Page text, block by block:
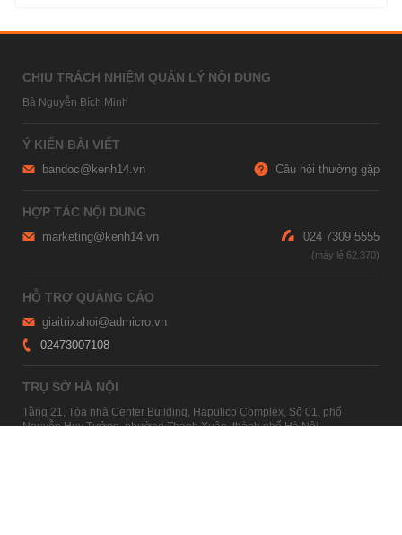
CHỊU TRÁCH NHIỆM QUẢN LÝ NỘI DUNG
Bà Nguyễn Bích Minh
Ý KIẾN BÀI VIẾT
bandoc@kenh14.vn Câu hỏi thường gặp
HỢP TÁC NỘI DUNG
marketing@kenh14.vn 024 7309 5555
HỖ TRỢ QUẢNG CÁO
giaitrixahoi@admicro.vn
02473007108
TRỤ SỞ HÀ NỘI
Tầng 21, Tòa nhà Center Building, Hapulico Complex, Số 01, phố
Nguyễn Huy Tưởng, phường Thanh Xuân, thành phố Hà Nội